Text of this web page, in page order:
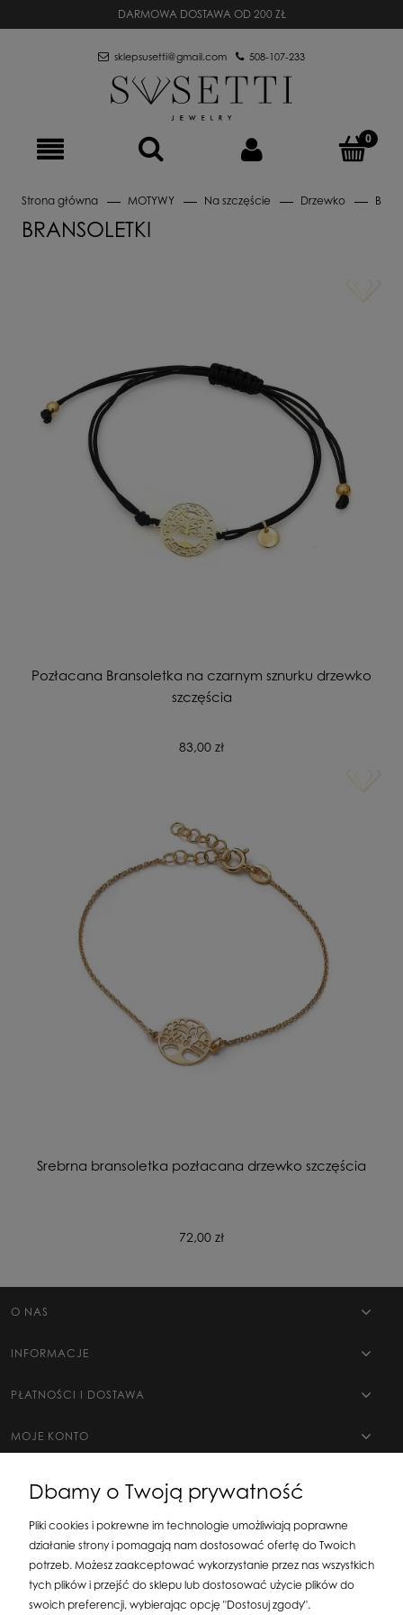
DARMOWA DOSTAWA OD 200 ZŁ
sklepsusetti@gmail.com 508-107-233
Strona główna MOTYWY Na szczęście Drzewko
BRANSOLETKI
Pozłacana Bransoletka na czarnym sznurku drzewko
szczęścia
83,00 zł
Srebrna bransoletka pozłacana drzewko szczęścia
72,00 zł
O NAS
INFORMACJE
PŁATNOŚCI I DOSTAWA
MOJE KONTO
Dbamy o Twoją prywatność
Pliki cookies i pokrewne im technologie umożliwiają poprawne
działanie strony i pomagają nam dostosować ofertę do Twoich
potrzeb. Możesz zaakceptować wykorzystanie przez nas wszystkich
tych plików i przejść do sklepu lub dostosować użycie plików do
swoich preferencji, wybierając opcję "Dostosuj zgody".